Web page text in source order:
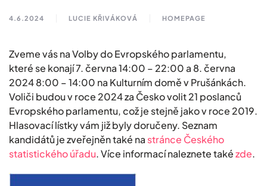
4.6.2024 LUCIE KŘIVÁKOVÁ HOMEPAGE
Zveme vás na Volby do Evropského parlamentu,
které se konají 7. června 14:00 – 22:00 a 8. června
2024 8:00 – 14:00 na Kulturním domě v Prušánkách.
Voliči budou v roce 2024 za Česko volit 21 poslanců
Evropského parlamentu, což je stejně jako v roce 2019.
Hlasovací lístky vám již byly doručeny. Seznam
kandidátů je zveřejněn také na stránce Českého
statistického úřadu. Více informací naleznete takézde.